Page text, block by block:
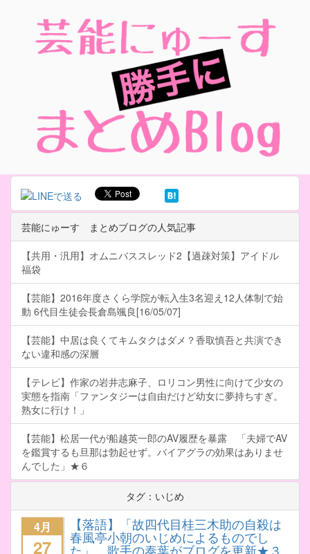
芸能にゅーす まとめブログの人気記事
【共用・汎用】オムニバススレッド2【過疎対策】アイドル
福袋
【芸能】2016年度さくら学院が転入生3名迎え12人体制で始
動 6代目生徒会長倉島颯良[16/05/07]
【芸能】中居は良くてキムタクはダメ？香取慎吾と共演でき
ない違和感の深層
【テレビ】作家の岩井志麻子、ロリコン男性に向けて少女の
実態を指南「ファンタジーは自由だけど幼女に夢持ちすぎ。
熟女に行け！」
【芸能】松居一代が船越英一郎のAV履歴を暴露 「夫婦でAV
を鑑賞するも旦那は勃起せず。バイアグラの効果はありませ
んでした」★６
タグ：いじめ
4月
27
【落語】「故四代目桂三木助の自殺は
春風亭小朝のいじめによるものでし
た」 歌手の泰葉がブログを更新★３